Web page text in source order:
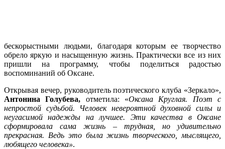
бескорыстными людьми, благодаря которым ее творчество
обрело яркую и насыщенную жизнь. Практически все из них
пришли на программу, чтобы поделиться радостью
воспоминаний об Оксане.
Открывая вечер, руководитель поэтического клуба «Зеркало»,
Антонина Голубева, отметила: «Оксана Круглая. Поэт с
непростой судьбой. Человек невероятной духовной силы и
неугасимой надежды на лучшее. Эти качества в Оксане
сформировала сама жизнь – трудная, но удивительно
прекрасная. Ведь это была жизнь творческого, мыслящего,
любящего человека».